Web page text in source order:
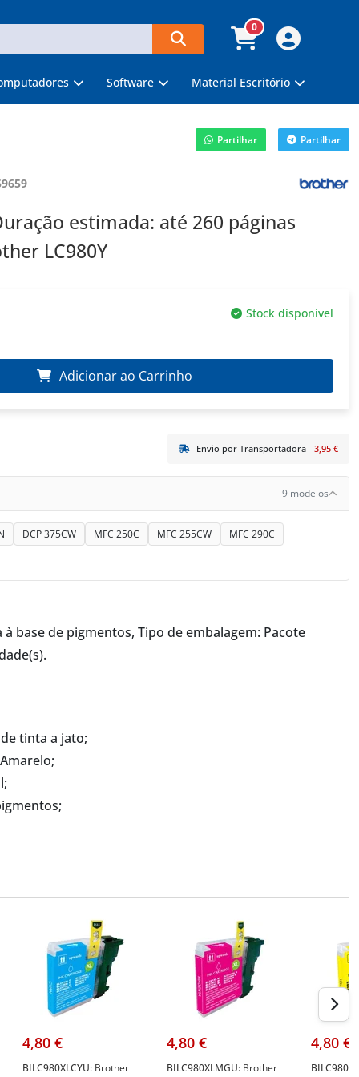
0
Software Material Escritório
Partilhar Partilhar
estimada: até 260 páginas
LC980Y
Stock disponível
Adicionar ao Carrinho
Envio por Transportadora 3,95 €
9 modelos
DCP 375CW MFC 250C MFC 255CW
MFC 290C
base de pigmentos, Tipo de embalagem: Pacote
tinta a jato;
4,80 €
BILC980XLCYU: Brother
4,80 €
BILC980XLMGU: Brother
4,80 €